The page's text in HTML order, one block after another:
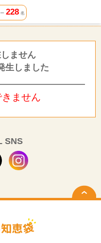
228名
ません
生しました
ません
SNS